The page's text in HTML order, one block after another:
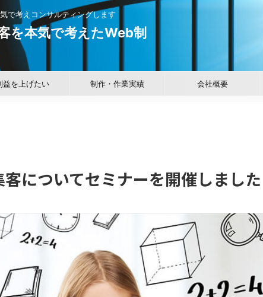
で考えコンサルティングします
を本気で考えたWeb制
益を上げたい 制作・作業実績 会社概要
についてセミナーを開催しました